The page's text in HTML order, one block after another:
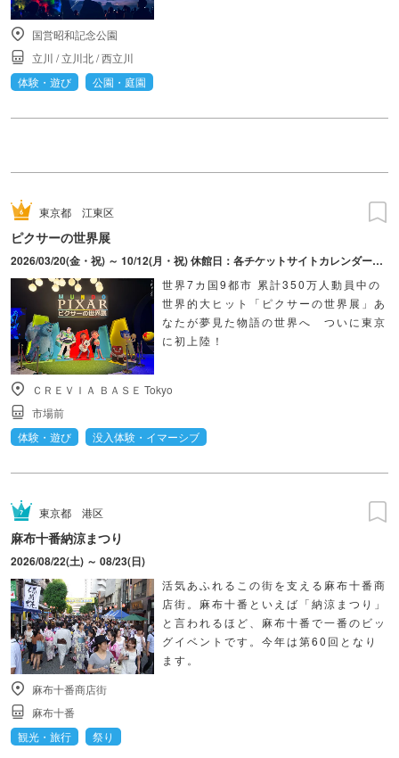
国営昭和記念公園
立川 /立川北/西立川
体験・遊び
公園・庭園
東京都 江東区
ピクサーの世界展
2026/03/20(金・祝) ～ 10/12(月・祝) 休館日：各チケットサイトカレンダーにてご確認ください。
世界7カ国9都市 累計350万人動員中の
世界的大ヒット「ピクサーの世界展」あ
なたが夢見た物語の世界へ ついに東京
に初上陸！
ＣＲＥＶＩＡ ＢＡＳＥ Tokyo
市場前
体験・遊び
没入体験・イマーシブ
東京都 港区
麻布十番納涼まつり
2026/08/22(土) ～ 08/23(日)
活気あふれるこの街を支える麻布十番商
店街。麻布十番といえば「納涼まつり」
と言われるほど、麻布十番で一番のビッ
グイベントです。今年は第60回となり
ます。
麻布十番商店街
麻布十番
観光・旅行
祭り